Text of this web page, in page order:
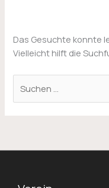
Das Gesuchte konnte
Vielleicht hilft die